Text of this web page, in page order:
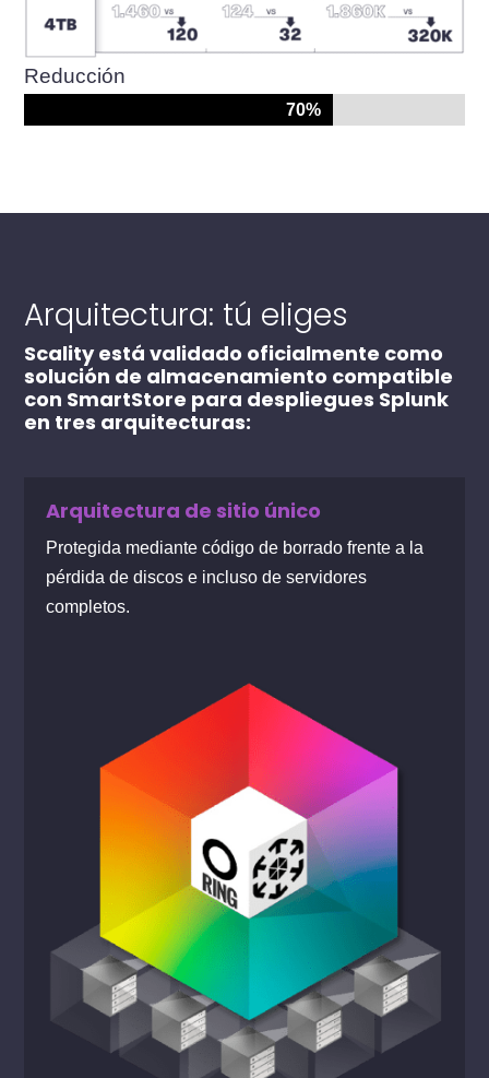
Reducción
70%
70%
Arquitectura: tú eliges
Scality está validado oficialmente como
solución de almacenamiento compatible
con SmartStore para despliegues Splunk
en tres arquitecturas:
Arquitectura de sitio único
Protegida mediante código de borrado frente a la
pérdida de discos e incluso de servidores
completos.